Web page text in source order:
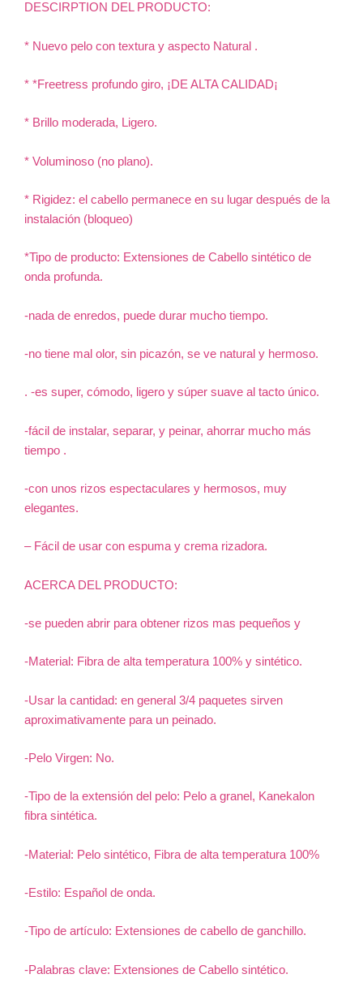
DESCIRPTION DEL PRODUCTO:
* Nuevo pelo con textura y aspecto Natural .
* *Freetress profundo giro, ¡DE ALTA CALIDAD¡
* Brillo moderada, Ligero.
* Voluminoso (no plano).
* Rigidez: el cabello permanece en su lugar después de la
instalación (bloqueo)
*Tipo de producto: Extensiones de Cabello sintético de
onda profunda.
-nada de enredos, puede durar mucho tiempo.
-no tiene mal olor, sin picazón, se ve natural y hermoso.
. -es super, cómodo, ligero y súper suave al tacto único.
-fácil de instalar, separar, y peinar, ahorrar mucho más
tiempo .
-con unos rizos espectaculares y hermosos, muy
elegantes.
– Fácil de usar con espuma y crema rizadora.
ACERCA DEL PRODUCTO:
-se pueden abrir para obtener rizos mas pequeños y
-Material: Fibra de alta temperatura 100% y sintético.
-Usar la cantidad: en general 3/4 paquetes sirven
aproximativamente para un peinado.
-Pelo Virgen: No.
-Tipo de la extensión del pelo: Pelo a granel, Kanekalon
fibra sintética.
-Material: Pelo sintético, Fibra de alta temperatura 100%
-Estilo: Español de onda.
-Tipo de artículo: Extensiones de cabello de ganchillo.
-Palabras clave: Extensiones de Cabello sintético.